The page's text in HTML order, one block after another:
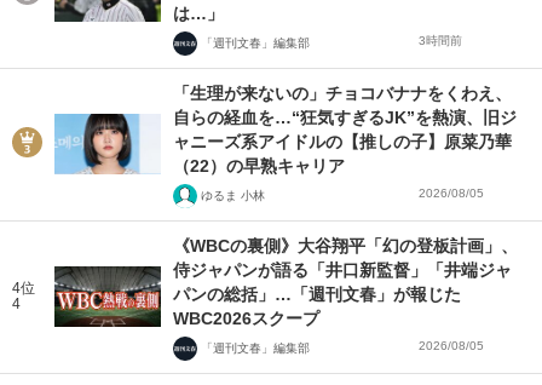
は…」
「週刊文春」編集部 3時間前
「生理が来ないの」チョコバナナをくわえ、
自らの経血を…“狂気すぎるJK”を熱演、旧ジ
ャニーズ系アイドルの【推しの子】原菜乃華
（22）の早熟キャリア
ゆるま 小林 2026/08/05
4位
4
《WBCの裏側》大谷翔平「幻の登板計画」、
侍ジャパンが語る「井口新監督」「井端ジャ
パンの総括」…「週刊文春」が報じた
WBC2026スクープ
「週刊文春」編集部 2026/08/05